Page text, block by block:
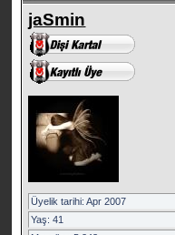
jaSmin
Üyelik tarihi: Apr 2007
Yaş: 41